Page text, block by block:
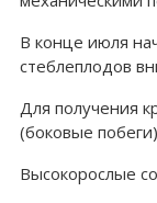
В конце июля
стеблеплодов
Для получения
(боковые
Высокорослые